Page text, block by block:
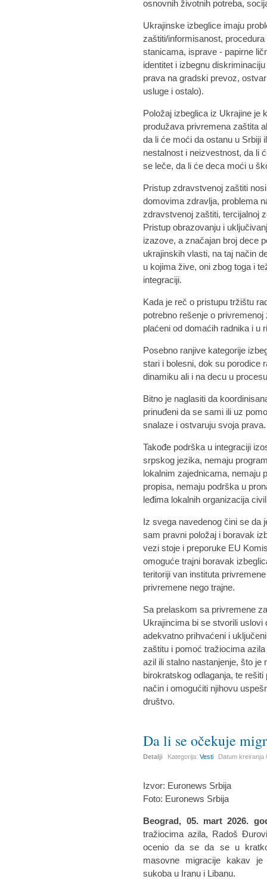
osnovnih životnih potreba,
Ukrajinske izbeglice imaju
zaštiti/informisanost,
stanicama, isprave - papirne
identitet i izbegnu
prava na gradski prevoz,
usluge i ostalo).
Položaj izbeglica iz Ukrajine je
produžava privremena zaštita
da li će moći da ostanu u Srbiji
nestalnost i neizvestnost, da li
se leče, da li će deca moći u
Pristup zdravstvenoj zaštiti
domovima zdravlja, problema
zdravstvenoj zaštiti, tercijalnoj
Pristup obrazovanju i
izazove, a značajan broj dece
ukrajinskih vlasti, na taj način
u kojima žive, oni zbog toga i
integraciji.
Kada je reč o pristupu tržištu
potrebno rešenje o
plaćeni od domaćih radnika i u
Posebno ranjive kategorije
stari i bolesni, dok su porodice
dinamiku ali i na decu u
Bitno je naglasiti da
prinuđeni da se sami ili uz
snalaze i ostvaruju svoja prava.
Takođe podrška u integraciji
srpskog jezika, nemaju
lokalnim zajednicama, nemaju
propisa, nemaju podrška u
leđima lokalnih organizacija
Iz svega navedenog čini se da
sam pravni položaj i boravak
vezi stoje i preporuke EU
omoguće trajni boravak
teritoriji van instituta
privremene nego trajne.
Sa prelaskom sa privremene
Ukrajincima bi se stvorili uslovi
adekvatno prihvaćeni i
zaštitu i pomoć tražiocima
azil ili stalno nastanjenje, što
birokratskog odlaganja, te
način i omogućiti njihovu
društvo.
Da li se očekuje
Detalji Kategorija:Vesti Datum kreiranja
Izvor: Euronews Srbija
Foto: Euronews Srbija
Beograd, 05. mart 2026.
tražiocima azila, Radoš
ocenio da se da se u
masovne migracije kakav je
sukoba u Iranu i Libanu.